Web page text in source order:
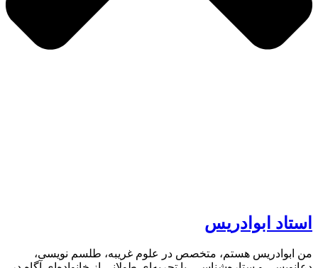
استاد ابوادریس
من ابوادریس هستم، متخصص در علوم غریبه، طلسم نویسی،